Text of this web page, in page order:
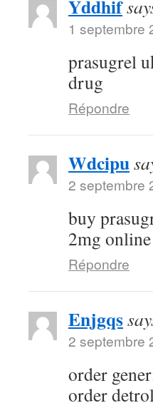
Yddhif
1 septembre
prasugrel
drug
Répondre
Wdcipu
2 septembre
buy
2mg online
Répondre
Enjgqs
2 septembre
order
order